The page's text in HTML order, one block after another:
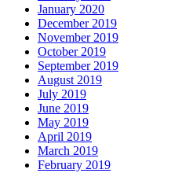
January 2020
December 2019
November 2019
October 2019
September 2019
August 2019
July 2019
June 2019
May 2019
April 2019
March 2019
February 2019